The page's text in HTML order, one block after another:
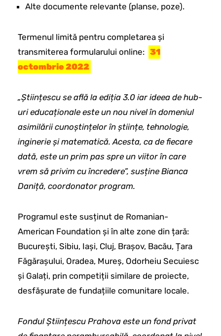
Alte documente relevante (planse, poze).
Termenul limită pentru completarea și
transmiterea formularului online: 31
octombrie 2022
„Științescu se află la ediția 3.0 iar ideea de hub-
uri educaționale este un nou nivel în domeniul
asimilării cunoștințelor în științe, tehnologie,
inginerie și matematică. Acesta, ca de fiecare
dată, este un prim pas spre un viitor în care
vrem să privim cu încredere”, susține Bianca
Daniță, coordonator program.
Programul este susținut de Romanian-
American Foundation și în alte zone din țară:
București, Sibiu, Iași, Cluj, Brașov, Bacău, Țara
Făgărașului, Oradea, Mureș, Odorheiu Secuiesc
și Galați, prin competiții similare de proiecte,
desfășurate de fundațiile comunitare locale.
Fondul Științescu Prahova este un fond privat